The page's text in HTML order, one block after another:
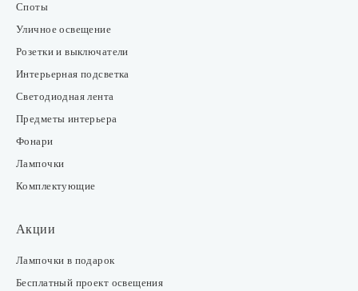
Споты
Уличное освещение
Розетки и выключатели
Интерьерная подсветка
Светодиодная лента
Предметы интерьера
Фонари
Лампочки
Комплектующие
Акции
Лампочки в подарок
Бесплатный проект освещения